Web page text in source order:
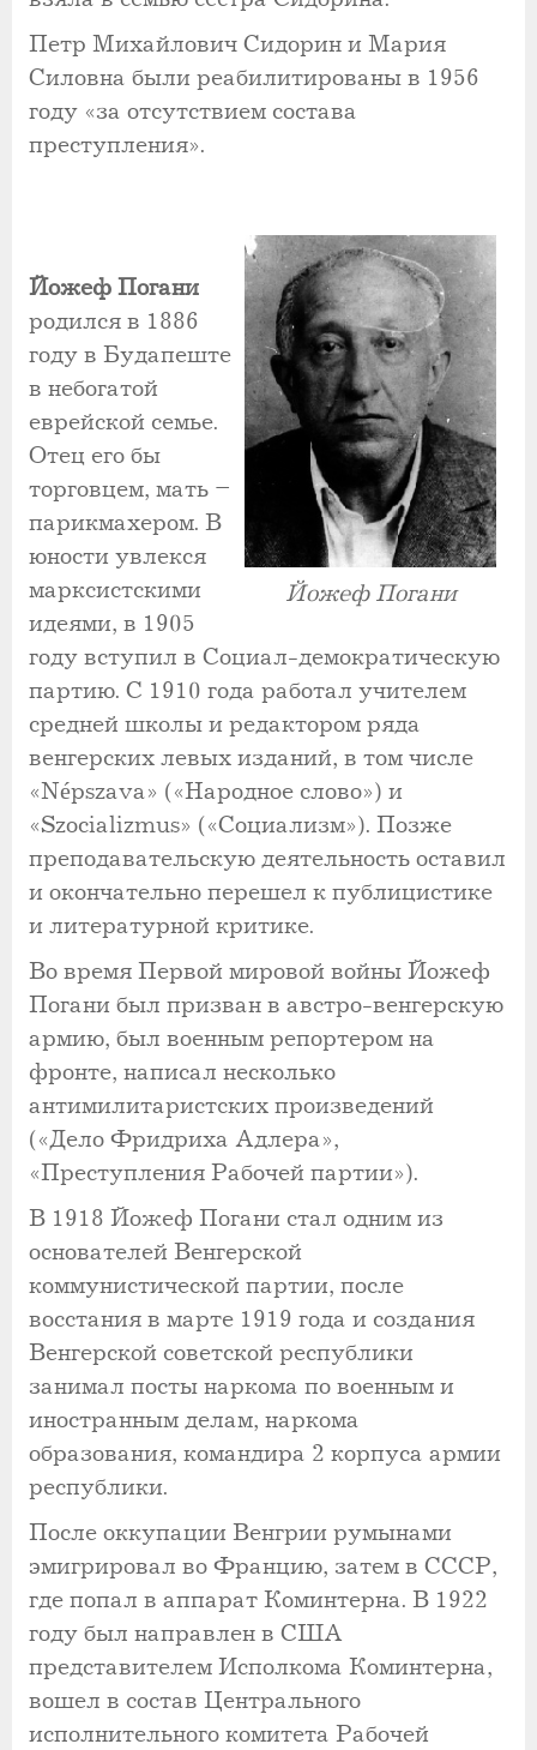
Петр Михайлович Сидорин и Мария
Силовна были реабилитированы в 1956
году «за отсутствием состава
преступления».
Йожеф Погани
Йожеф Погани
родился в 1886
году в Будапеште
в небогатой
еврейской семье.
Отец его бы
торговцем, мать –
парикмахером. В
юности увлекся
марксистскими
идеями, в 1905
году вступил в Социал-демократическую
партию. С 1910 года работал учителем
средней школы и редактором ряда
венгерских левых изданий, в том числе
«Népszava» («Народное слово») и
«Szocializmus» («Социализм»). Позже
преподавательскую деятельность оставил
и окончательно перешел к публицистике
и литературной критике.
Во время Первой мировой войны Йожеф
Погани был призван в австро-венгерскую
армию, был военным репортером на
фронте, написал несколько
антимилитаристских произведений
(«Дело Фридриха Адлера»,
«Преступления Рабочей партии»).
В 1918 Йожеф Погани стал одним из
основателей Венгерской
коммунистической партии, после
восстания в марте 1919 года и создания
Венгерской советской республики
занимал посты наркома по военным и
иностранным делам, наркома
образования, командира 2 корпуса армии
республики.
После оккупации Венгрии румынами
эмигрировал во Францию, затем в СССР,
где попал в аппарат Коминтерна. В 1922
году был направлен в США
представителем Исполкома Коминтерна,
вошел в состав Центрального
исполнительного комитета Рабочей